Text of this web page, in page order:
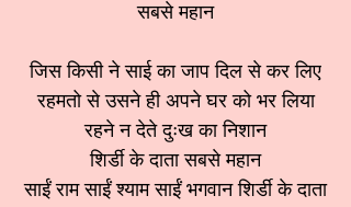
सबसे महान
जिस किसी ने साई का जाप दिल से कर लिए
रहमतो से उसने ही अपने घर को भर लिया
रहने न देते दुःख का निशान
शिर्डी के दाता सबसे महान
साईं राम साईं श्याम साईं भगवान शिर्डी के दाता